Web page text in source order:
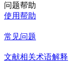
问题帮助
使用帮助
常见问题
文献相关术语解释